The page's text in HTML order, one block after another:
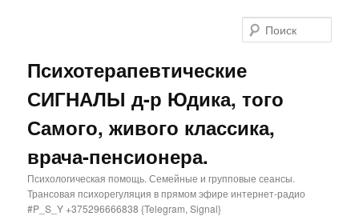
Психотерапевтические
СИГНАЛЫ д-р Юдика, того
Самого, живого классика,
врача-пенсионера.
Психологическая помощь. Семейные и групповые сеансы.
Трансовая психорегуляция в прямом эфире интернет-радио
#P_S_Y +375296666838 {Telegram, Signal}